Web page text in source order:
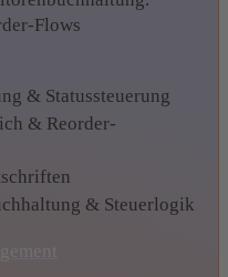
Flows
& Statussteuerung
& Reorder-
& Steuerlogik